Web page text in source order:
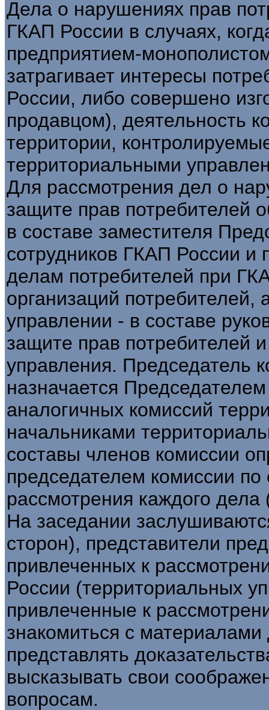
Дела о нарушениях прав
ГКАП России в случаях,
предприятием-
затрагивает интересы
России, либо совершено
продавцом), деятельность
территории,
территориальными
Для рассмотрения дел о
защите прав потребителей
в составе заместителя
сотрудников ГКАП России и
делам потребителей при
организаций потребителей,
управлении - в составе
защите прав потребителей
управления. Председатель
назначается
аналогичных комиссий
начальниками
составы членов комиссии
председателем комиссии
рассмотрения каждого дела
На заседании
сторон), представители
привлеченных к
России (территориальных
привлеченные к
знакомиться с материалами
представлять
высказывать свои
вопросам.